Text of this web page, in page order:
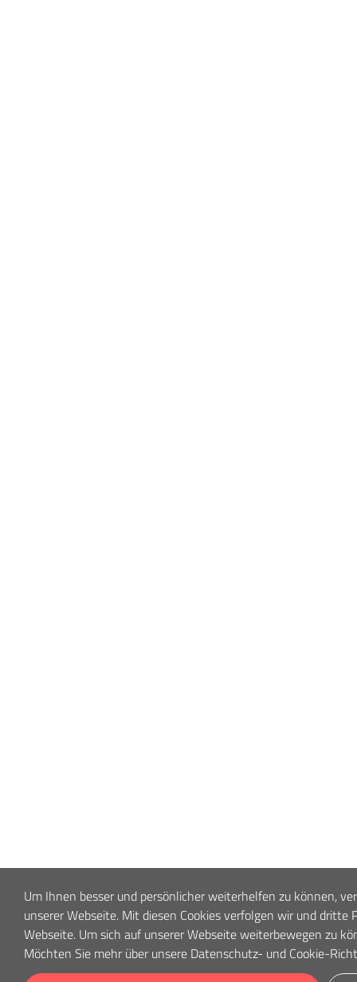
Um Ihnen besser und persönlicher weiterhelfen zu können,
unserer Webseite. Mit diesen Cookies verfolgen wir und
Webseite. Um sich auf unserer Webseite weiterbewegen zu
Möchten Sie mehr über unsere Datenschutz- und Cookie-